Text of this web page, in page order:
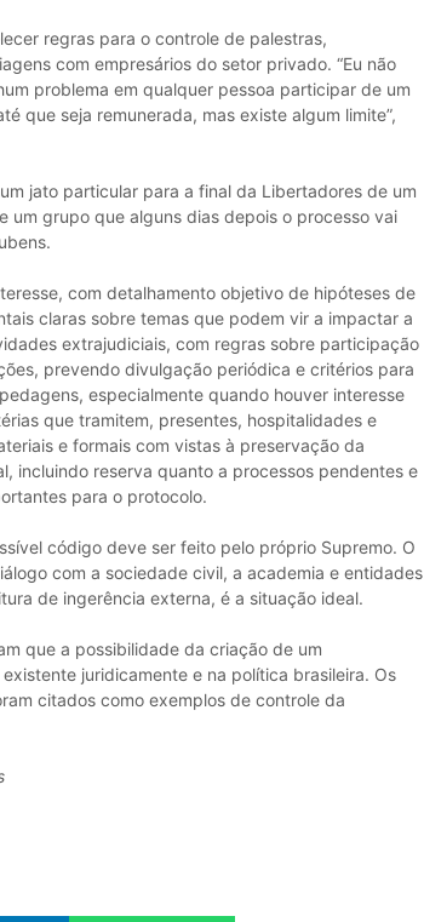
regras para o controle de palestras,
com empresários do setor privado. “Eu não
problema em qualquer pessoa participar de um
que seja remunerada, mas existe algum limite”,
jato particular para a final da Libertadores de um
um grupo que alguns dias depois o processo vai
com detalhamento objetivo de hipóteses de
claras sobre temas que podem vir a impactar a
extrajudiciais, com regras sobre participação
prevendo divulgação periódica e critérios para
especialmente quando houver interesse
que tramitem, presentes, hospitalidades e
e formais com vistas à preservação da
incluindo reserva quanto a processos pendentes e
para o protocolo.
código deve ser feito pelo próprio Supremo. O
com a sociedade civil, a academia e entidades
de ingerência externa, é a situação ideal.
que a possibilidade da criação de um
juridicamente e na política brasileira. Os
citados como exemplos de controle da